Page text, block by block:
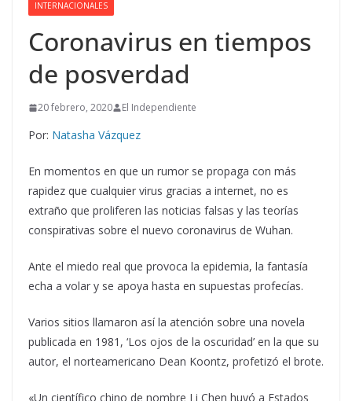
INTERNACIONALES
Coronavirus en tiempos
de posverdad
20 febrero, 2020 El Independiente
Por: Natasha Vázquez
En momentos en que un rumor se propaga con más
rapidez que cualquier virus gracias a internet, no es
extraño que proliferen las noticias falsas y las teorías
conspirativas sobre el nuevo coronavirus de Wuhan.
Ante el miedo real que provoca la epidemia, la fantasía
echa a volar y se apoya hasta en supuestas profecías.
Varios sitios llamaron así la atención sobre una novela
publicada en 1981, ‘Los ojos de la oscuridad’ en la que su
autor, el norteamericano Dean Koontz, profetizó el brote.
«Un científico chino de nombre Li Chen huyó a Estados